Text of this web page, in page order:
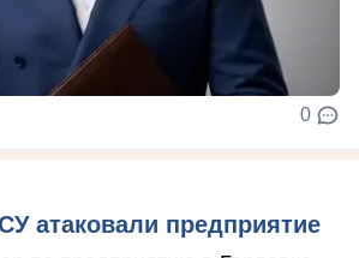
0
атаковали предприятие